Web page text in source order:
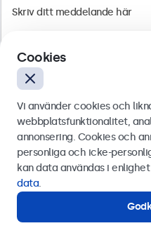
Olof Palmesgata 29,
Svenska
Kontakta våra experter.
Cookies
Vi använder cookies och
webbplatsfunktionalitet,
annonsering. Cookies och
personliga och icke-
kan data användas i
data.